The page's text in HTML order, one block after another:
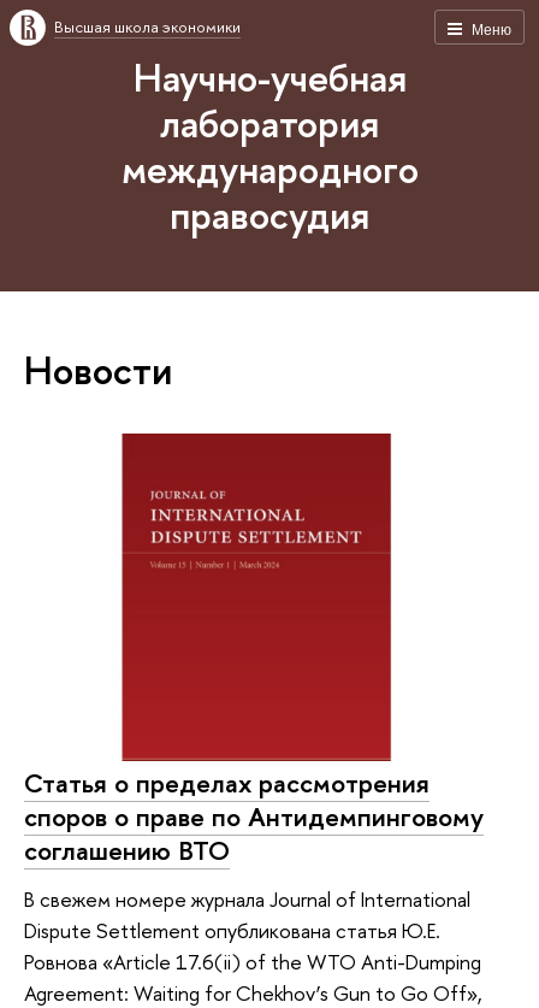
Меню
Высшая школа экономики
Научно-учебная
лаборатория
международного
правосудия
Новости
Статья о пределах рассмотрения
споров о праве по Антидемпинговому
соглашению ВТО
В свежем номере журнала Journal of International
Dispute Settlement опубликована статья Ю.Е.
Ровнова «Article 17.6(ii) of the WTO Anti-Dumping
Agreement: Waiting for Chekhov’s Gun to Go Off»,